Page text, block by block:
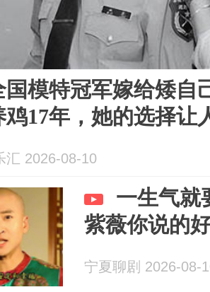
模特冠军嫁给矮自
17年，她的选择让
汇 2026-08-10
一生气就
紫薇你说的
宁夏聊剧 2026-08-